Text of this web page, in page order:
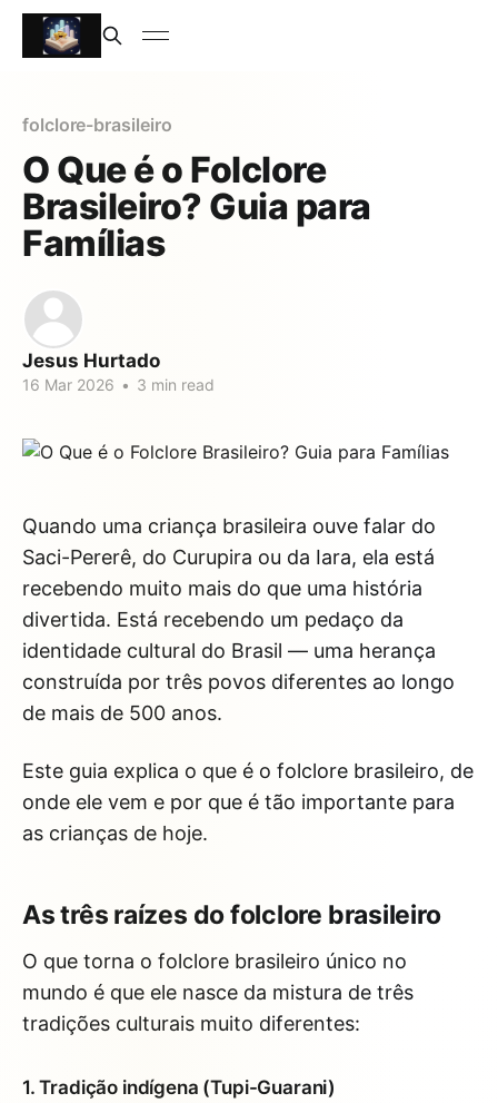
folclore-brasileiro
O Que é o Folclore
Brasileiro? Guia para
Famílias
Jesus Hurtado
16 Mar 2026 • 3 min read
Quando uma criança brasileira ouve falar do
Saci-Pererê, do Curupira ou da Iara, ela está
recebendo muito mais do que uma história
divertida. Está recebendo um pedaço da
identidade cultural do Brasil — uma herança
construída por três povos diferentes ao longo
de mais de 500 anos.
Este guia explica o que é o folclore brasileiro, de
onde ele vem e por que é tão importante para
as crianças de hoje.
As três raízes do folclore brasileiro
O que torna o folclore brasileiro único no
mundo é que ele nasce da mistura de três
tradições culturais muito diferentes:
1. Tradição indígena (Tupi-Guarani)